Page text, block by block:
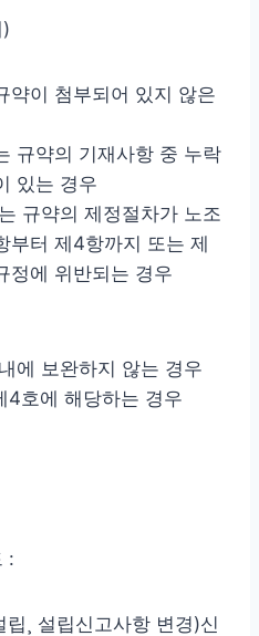
약이 첨부되어 있지 않은
규약의 기재사항 중 누락
있는 경우
규약의 제정절차가 노조
부터 제4항까지 또는 제
정에 위반되는 경우
에 보완하지 않는 경우
4호에 해당하는 경우
:
¸ 설립신고사항 변경)신